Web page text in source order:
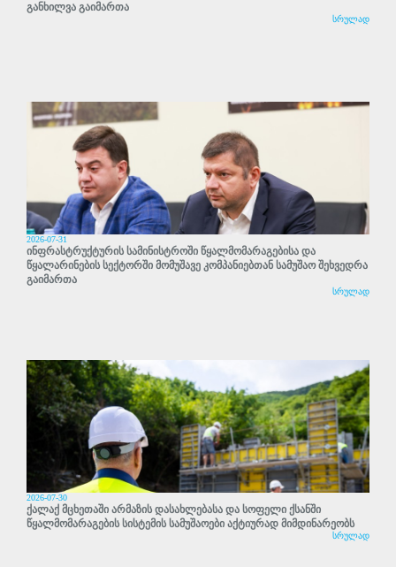
განხილვა გაიმართა
სრულად
2026-07-31
ინფრასტრუქტურის სამინისტროში წყალმომარაგებისა და
წყალარინების სექტორში მომუშავე კომპანიებთან სამუშაო შეხვედრა
გაიმართა
სრულად
2026-07-30
ქალაქ მცხეთაში არმაზის დასახლებასა და სოფელი ქსანში
წყალმომარაგების სისტემის სამუშაოები აქტიურად მიმდინარეობს
სრულად